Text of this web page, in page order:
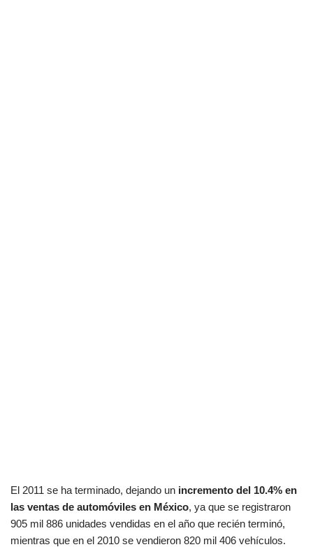
El 2011 se ha terminado, dejando un incremento del 10.4% en
las ventas de automóviles en México, ya que se registraron
905 mil 886 unidades vendidas en el año que recién terminó,
mientras que en el 2010 se vendieron 820 mil 406 vehículos.